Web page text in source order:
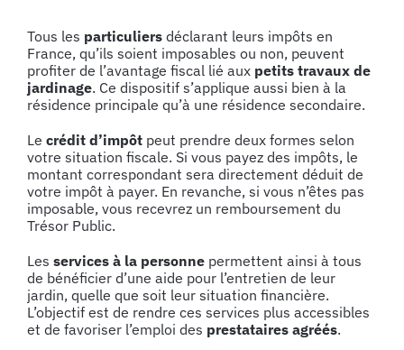
Tous les particuliers déclarant leurs impôts en
France, qu’ils soient imposables ou non, peuvent
profiter de l’avantage fiscal lié aux petits travaux de
jardinage. Ce dispositif s’applique aussi bien à la
résidence principale qu’à une résidence secondaire.
Le crédit d’impôt peut prendre deux formes selon
votre situation fiscale. Si vous payez des impôts, le
montant correspondant sera directement déduit de
votre impôt à payer. En revanche, si vous n’êtes pas
imposable, vous recevrez un remboursement du
Trésor Public.
Les services à la personne permettent ainsi à tous
de bénéficier d’une aide pour l’entretien de leur
jardin, quelle que soit leur situation financière.
L’objectif est de rendre ces services plus accessibles
et de favoriser l’emploi des prestataires agréés.